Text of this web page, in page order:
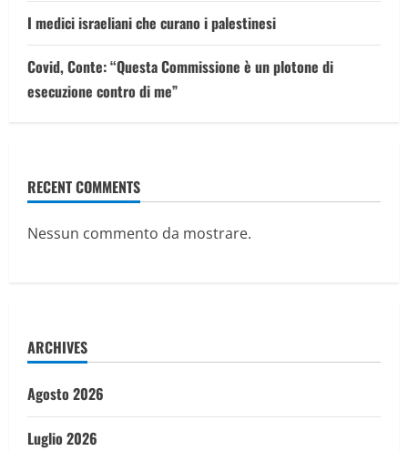
I medici israeliani che curano i palestinesi
Covid, Conte: “Questa Commissione è un plotone di
esecuzione contro di me”
RECENT COMMENTS
Nessun commento da mostrare.
ARCHIVES
Agosto 2026
Luglio 2026